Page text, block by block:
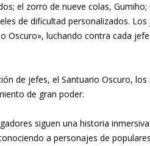
el zorro de nueve colas,
de dificultad personalizados.
Oscuro», luchando contra cada
de jefes, el Santuario Oscuro, los
de gran poder.
siguen una historia
a personajes de